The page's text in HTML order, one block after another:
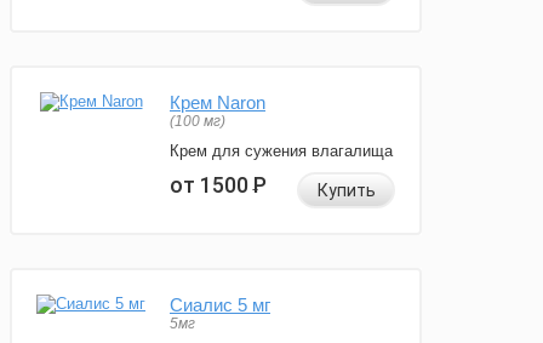
Крем Naron
(100 мг)
Крем для сужения влагалища
от 1500Р Купить
Сиалис 5 мг
5мг